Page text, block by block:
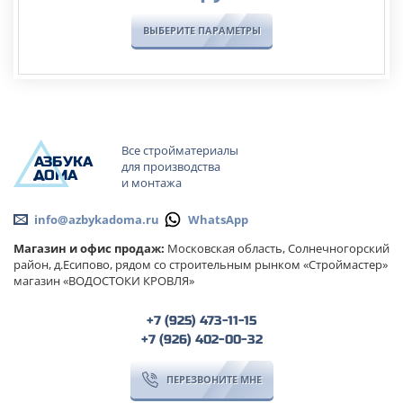
ВЫБЕРИТЕ ПАРАМЕТРЫ
ОМА
АЗБУКА
Все стройматериалы
для производства
и монтажа
info@azbykadoma.ru
WhatsApp
Магазин и офис продаж: Московская область, Солнечногорский
район, д.Есипово, рядом со строительным рынком «Строймастер»
магазин «ВОДОСТОКИ КРОВЛЯ»
+7 (925) 473-11-15
+7 (926) 402-00-32
ПЕРЕЗВОНИТЕ МНЕ